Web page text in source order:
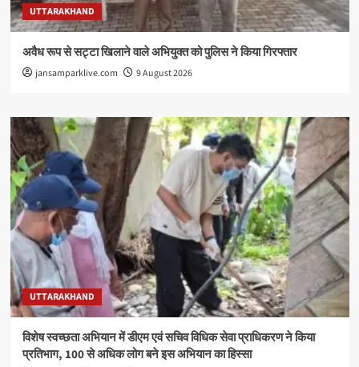
UTTARAKHAND
अवैध रूप से सट्टा खिलाने वाले अभियुक्त को पुलिस ने किया गिरफ्तार
jansamparklive.com 9 August 2026
UTTARAKHAND
विशेष स्वच्छता अभियान में डीएम एवं सचिव विधिक सेवा प्राधिकरण ने किया
प्रतिभाग, 100 से अधिक लोग बने इस अभियान का हिस्सा